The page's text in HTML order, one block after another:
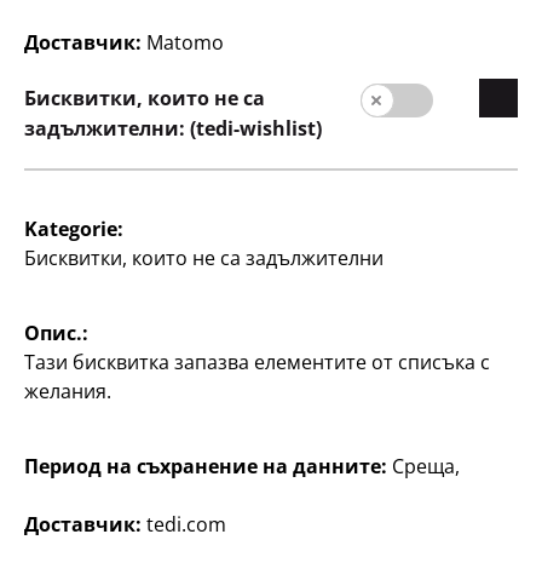
Устойчивост
Информация за клиента
България / български
Доставчик: Matomo
Бисквитки, които не са
задължителни: (tedi-wishlist)
Kategorie:
Бисквитки, които не са задължителни
Опис.:
Тази бисквитка запазва елементите от списъка с
желания.
Период на съхранение на данните: Среща,
Доставчик: tedi.com